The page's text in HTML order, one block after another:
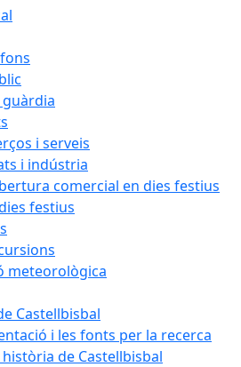
guàrdia
i serveis
i indústria
comercial en dies festius
festius
meteorològica
Castellbisbal
i les fonts per la recerca
de Castellbisbal